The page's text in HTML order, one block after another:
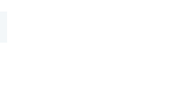
der Errichtung der
Unternehmen einen
geschaffen